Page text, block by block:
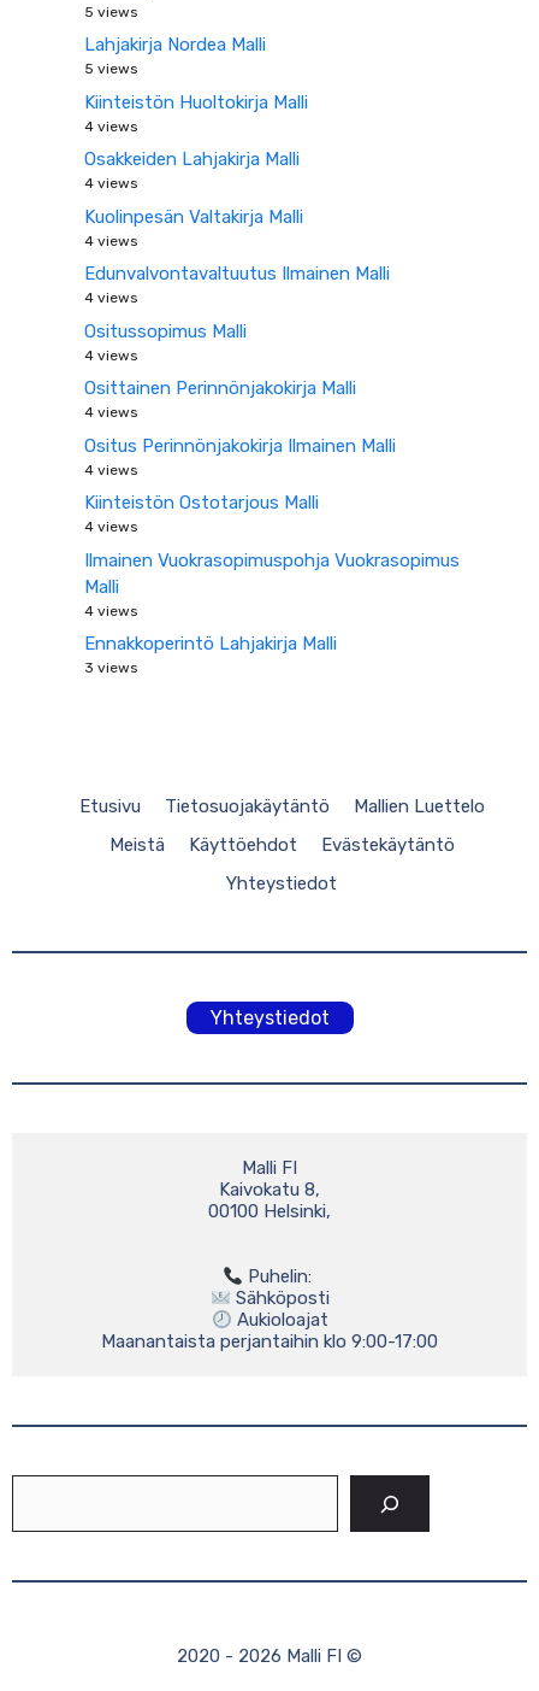
5 views
Lahjakirja Nordea Malli
5 views
Kiinteistön Huoltokirja Malli
4 views
Osakkeiden Lahjakirja Malli
4 views
Kuolinpesän Valtakirja Malli
4 views
Edunvalvontavaltuutus Ilmainen Malli
4 views
Ositussopimus Malli
4 views
Osittainen Perinnönjakokirja Malli
4 views
Ositus Perinnönjakokirja Ilmainen Malli
4 views
Kiinteistön Ostotarjous Malli
4 views
Ilmainen Vuokrasopimuspohja Vuokrasopimus
Malli
4 views
Ennakkoperintö Lahjakirja Malli
3 views
Etusivu Tietosuojakäytäntö
Mallien Luettelo
Meistä
Käyttöehdot
Evästekäytäntö
Yhteystiedot
Yhteystiedot
Malli FI
Kaivokatu 8,
00100 Helsinki,
Sähköposti
Aukioloajat
Maanantaista perjantaihin klo 9:00-17:00
2020 - 2026 Malli FI ©